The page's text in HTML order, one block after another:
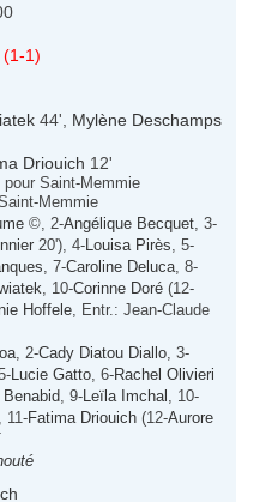
(1-1)
44', Mylène Deschamps
Driouich 12'
pour Saint-Memmie
Memmie
©, 2-Angélique Becquet , 3-
20'), 4- Louisa Pirès , 5-
, 7-Caroline Deluca , 8-
, 10-Corinne Doré (12-
Hoffele , Entr.: Jean-Claude
, 2-Cady Diatou Diallo , 3-
Lucie Gatto , 6-Rachel Olivieri
, 9- Leïla Imchal
, 10-
11-Fatima Driouich (12-Aurore